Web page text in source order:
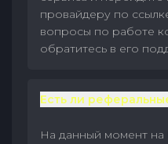
провайдеру по
вопросы по работе
обратитесь в его
Есть ли
На данный момент на